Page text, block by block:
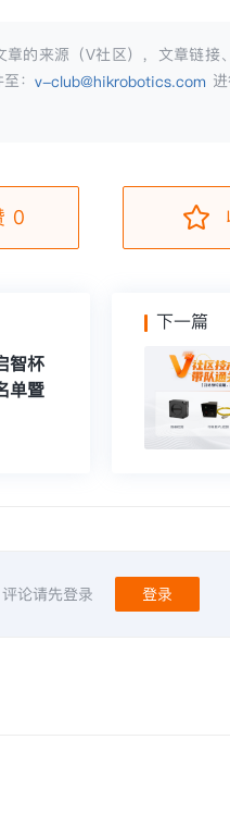
的来源（V社区），文章链
至：v-club@hikrobotics.com
0
智杯
单暨
下一篇
评论请先登录 登录